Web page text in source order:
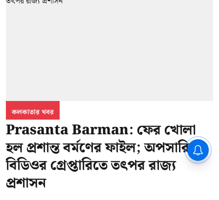
কলকাতার খবর
Prasanta Barman: ফের খোলা
হল প্রশান্ত বর্মণের ফাইল; অপসারিত
বিডিওর গ্রেপ্তারিতে তৎপর রাজ্য
প্রশাসন
CPIM: ৬০ লক্ষ নাম বিবেচনাধীন রেখে
ভোট ঘোষণার প্রতিবাদ - আদালতের
দ্বারস্থ হবে সিপিআইএম